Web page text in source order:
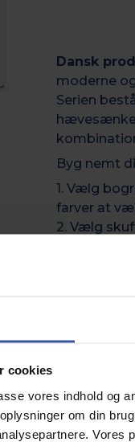
cookies
vores indhold og
om din
Vores
Dansk
moderne
Serien
Byg nemt
1. Vælg
farver at
2. Vælg
Futura